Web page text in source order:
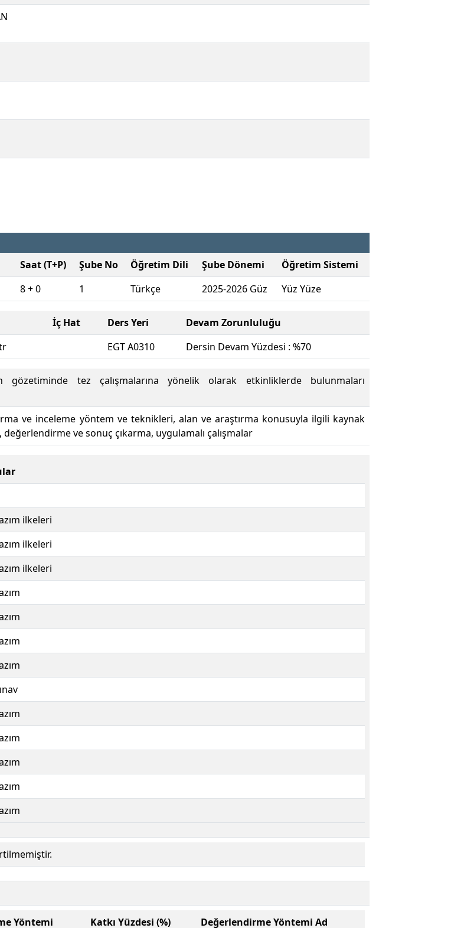
Saat (T+P) Şube No Öğretim Dili Şube Dönemi
Öğretim Sistemi
8 + 0 1 Türkçe 2025-2026 Güz Yüz Yüze
İç Hat Ders Yeri
Devam Zorunluluğu
EGT A0310 Dersin Devam Yüzdesi : %70
gözetiminde tez çalışmalarına yönelik olarak etkinliklerde bulunmaları
ve inceleme yöntem ve teknikleri, alan ve araştırma konusuyla ilgili kaynak
ve sonuç çıkarma, uygulamalı çalışmalar
ilkeleri
ilkeleri
ilkeleri
Yöntemi Katkı Yüzdesi (%) Değerlendirme Yöntemi Ad